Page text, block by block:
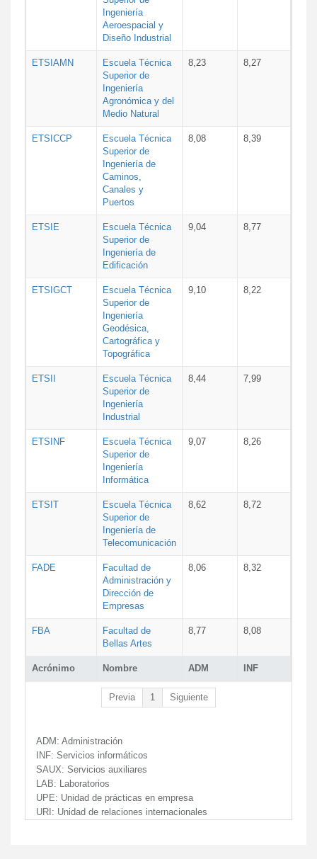
Acrónimo Nombre ADM INF
Ingeniería
Aeroespacial y
Diseño Industrial
ETSIAMN
Escuela Técnica
Superior de
Ingeniería
Agronómica y del
Medio Natural
8,23 8,27
ETSICCP
Escuela Técnica
Superior de
Ingeniería de
Caminos,
Canales y
Puertos
8,08 8,39
ETSIE
Escuela Técnica
Superior de
Ingeniería de
Edificación
9,04 8,77
ETSIGCT
Escuela Técnica
Superior de
Ingeniería
Geodésica,
Cartográfica y
Topográfica
9,10 8,22
ETSII
Escuela Técnica
Superior de
Ingeniería
Industrial
8,44 7,99
ETSINF
Escuela Técnica
Superior de
Ingeniería
Informática
9,07 8,26
ETSIT
Escuela Técnica
Superior de
Ingeniería de
Telecomunicación
8,62 8,72
FADE
Facultad de
Administración y
Dirección de
Empresas
8,06 8,32
FBA
Facultad de
Bellas Artes
8,77 8,08
Previa 1 Siguiente
ADM: Administración
INF: Servicios informáticos
SAUX: Servicios auxiliares
LAB: Laboratorios
UPE: Unidad de prácticas en empresa
URI: Unidad de relaciones internacionales